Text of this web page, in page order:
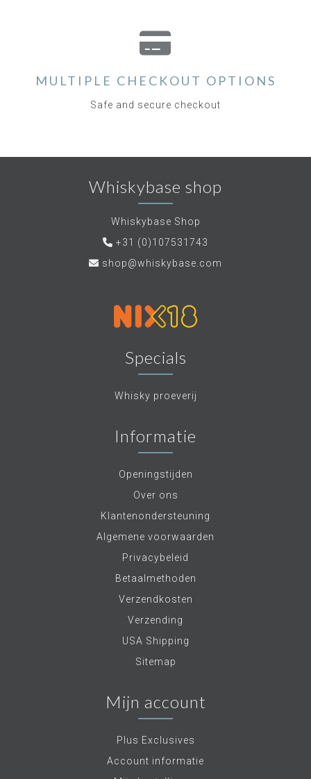
MULTIPLE CHECKOUT OPTIONS
Safe and secure checkout
Whiskybase shop
Whiskybase Shop
+31 (0)107531743
shop@whiskybase.com
Specials
Whisky proeverij
Informatie
Openingstijden
Over ons
Klantenondersteuning
Algemene voorwaarden
Privacybeleid
Betaalmethoden
Verzendkosten
Verzending
USA Shipping
Sitemap
Mijn account
Plus Exclusives
Account informatie